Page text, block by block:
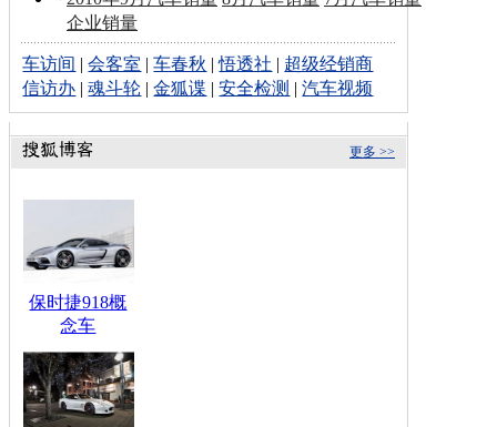
企业销量
车访间 |会客室 |车春秋 |悟透社 | 超级经销商
信访办 |魂斗轮 |金狐谍 |安全检测 |汽车视频
更多 >>
保时捷918概
念车